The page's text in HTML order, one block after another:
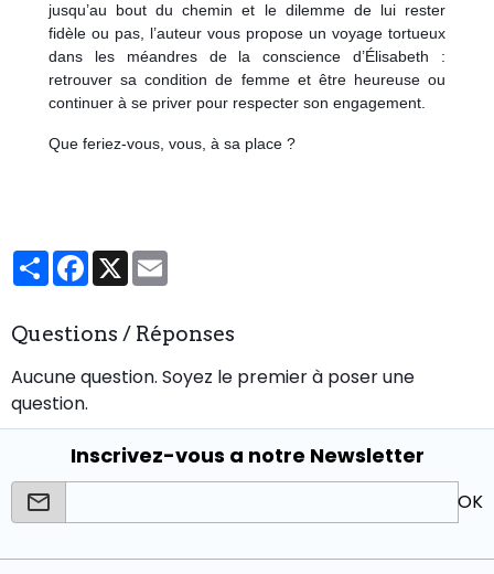
jusqu’au bout du chemin et le dilemme de lui rester
fidèle ou pas, l’auteur vous propose un voyage tortueux
dans les méandres de la conscience d’Élisabeth :
retrouver sa condition de femme et être heureuse ou
continuer à se priver pour respecter son engagement.
Que feriez-vous, vous, à sa place ?
PartagerFacebook
X
Questions / Réponses
Aucune question. Soyez le premier à poser une
question.
Inscrivez-vous a notre Newsletter
OK